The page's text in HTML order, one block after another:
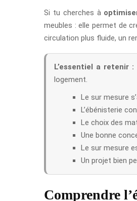
Si tu cherches à
meubles : elle permet de
circulation plus fluide, un
L’essentiel a retenir :
logement.
Le sur mesure
L’ébénisterie
Le choix des
Une bonne
Le sur mesure
Un projet bien
Comprendre